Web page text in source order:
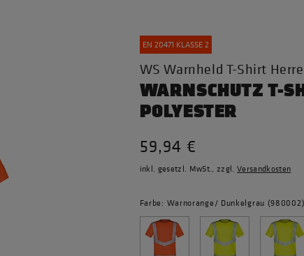
EN 20471 KLASSE 2
WS Warnheld T-Shirt
WARNSCHUTZ T-
POLYESTER
59,94 €
inkl. gesetzl. MwSt., zzgl. Versandkosten
Farbe: Warnorange/ Dunkelgrau (980002)